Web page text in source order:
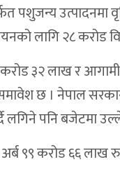
उत्पादनमा
लागि २८ करोड
३२ लाख र
छ । नेपाल
लगिने पनि बजेटमा
९९ करोड ६६